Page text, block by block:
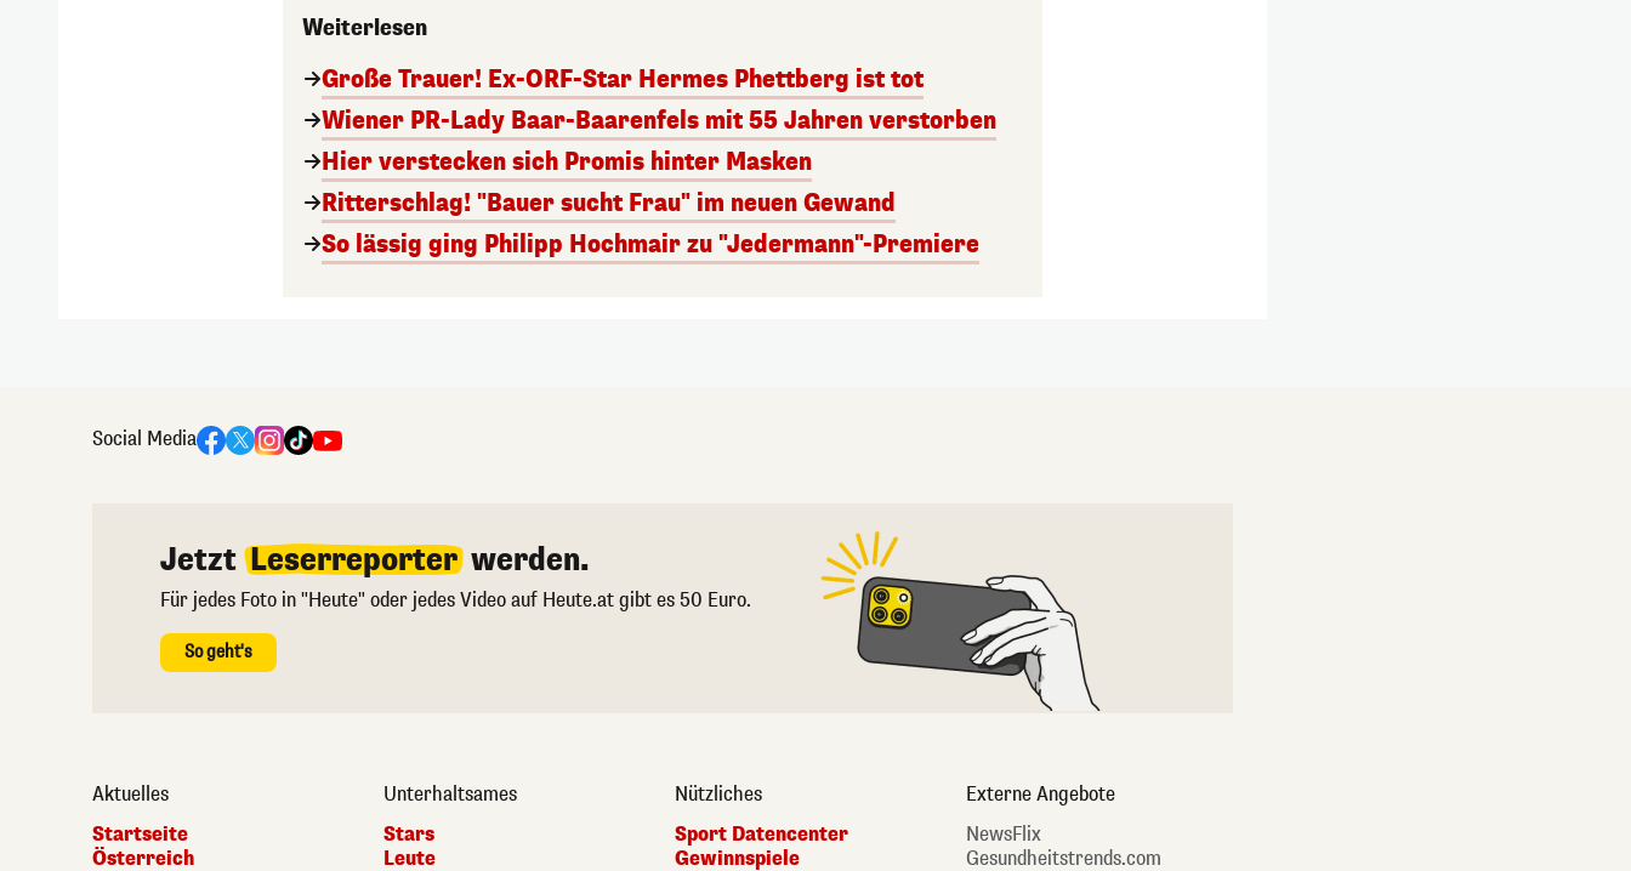
Weiterlesen
Große Trauer! Ex-ORF-Star Hermes Phettberg ist tot
Wiener PR-Lady Baar-Baarenfels mit 55 Jahren verstorben
Hier verstecken sich Promis hinter Masken
Ritterschlag! "Bauer sucht Frau" im neuen Gewand
So lässig ging Philipp Hochmair zu "Jedermann"-Premiere
Social Media
Jetzt Leserreporter werden.
Für jedes Foto in "Heute" oder jedes Video auf Heute.at gibt es 50 Euro.
So geht's
Aktuelles
Startseite
Österreich
Unterhaltsames
Stars
Leute
Nützliches
Sport Datencenter
Gewinnspiele
Externe Angebote
NewsFlix
Gesundheitstrends.com